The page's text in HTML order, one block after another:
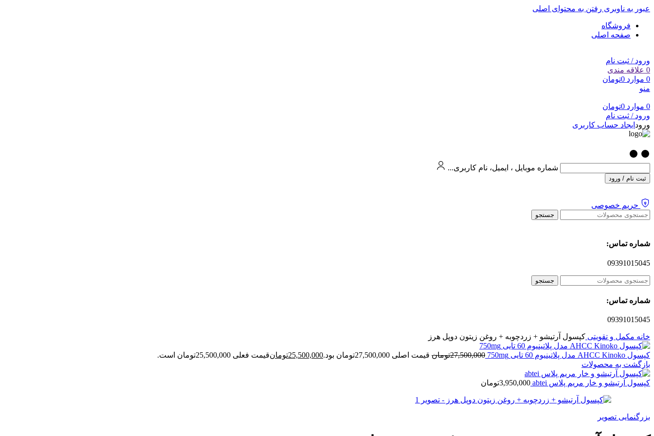
عبور به ناوبری رفتن به محتوای اصلی
فروشگاه
صفحه اصلی
ورود / ثبت نام
0 علاقه مندی
0 موارد 0تومان
منو
0 موارد 0تومان
ورود / ثبت نام
ورود ایجاد حساب کاربری
شماره موبایل ، ایمیل، نام کاربری...
ثبت نام / ورود
حریم خصوصی
جستجو
شماره تماس:
09391015045
جستجو
شماره تماس:
09391015045
خانه مکمل و تقویتی کپسول آرتیشو + زردچوبه + روغن زیتون دوپل هرز
کپسول AHCC Kinoko مدل پلاتینیوم 60 تایی 750mg 27,500,000تومان قیمت اصلی 27,500,000تومان بود. 25,500,000تومانقیمت فعلی 25,500,000تومان است.
بازگشت به محصولات
کپسول آرتیشو و خار مریم پلاس abtei 3,950,000تومان
بزرگنمایی تصویر